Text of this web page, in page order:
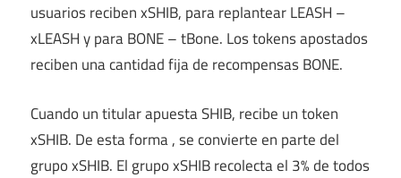
usuarios reciben xSHIB, para replantear LEASH –
xLEASH y para BONE – tBone. Los tokens apostados
reciben una cantidad fija de recompensas BONE.
Cuando un titular apuesta SHIB, recibe un token
xSHIB. De esta forma , se convierte en parte del
grupo xSHIB. El grupo xSHIB recolecta el 3% de todos